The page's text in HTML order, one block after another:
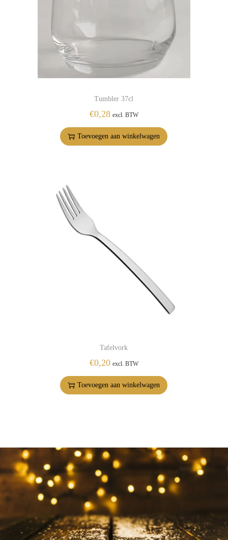
Tumbler 37cl
€0,28 excl. BTW
Toevoegen aan winkelwagen
Tafelvork
€0,20 excl. BTW
Toevoegen aan winkelwagen